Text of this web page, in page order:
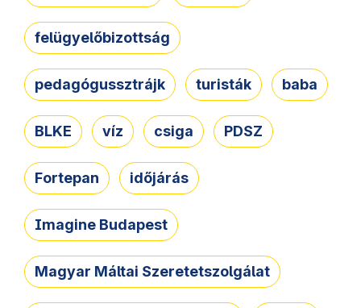
felügyelőbizottság
pedagógussztrájk turisták baba
BLKE víz csiga PDSZ
Fortepan időjárás
Imagine Budapest
Magyar Máltai Szeretetszolgálat